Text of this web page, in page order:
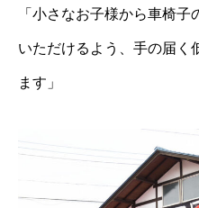
「小さなお子様から車椅
いただけるよう、手の届く
ます」